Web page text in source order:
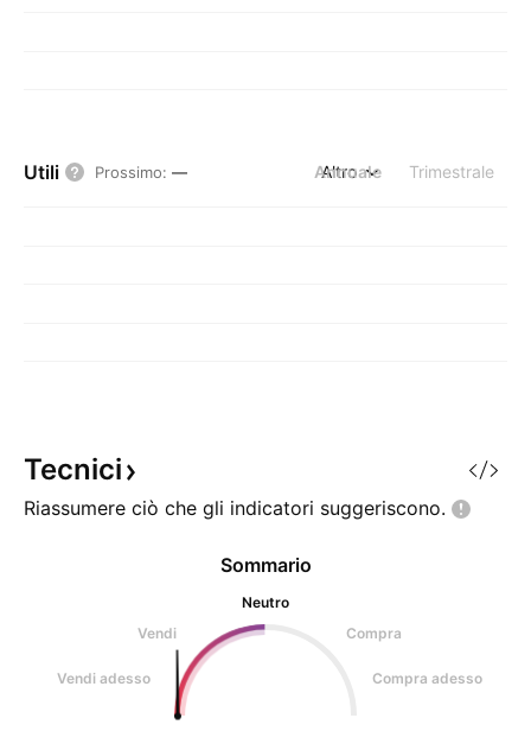
Utili Prossimo: — Annuale Trimestrale
Altro
Tecnici
Riassumere ciò che gli indicatori suggeriscono.
Sommario
Neutro
Vendi
Compra
Vendi adesso Compra adesso